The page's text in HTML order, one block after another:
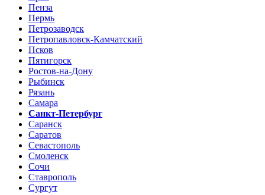
Пенза
Пермь
Петрозаводск
Петропавловск-Камчатский
Псков
Пятигорск
Ростов-на-Дону
Рыбинск
Рязань
Самара
Санкт-Петербург
Саранск
Саратов
Севастополь
Смоленск
Сочи
Ставрополь
Сургут